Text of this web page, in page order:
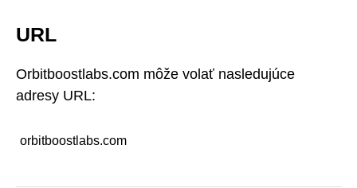
URL
Orbitboostlabs.com môže volať nasledujúce
adresy URL:
orbitboostlabs.com